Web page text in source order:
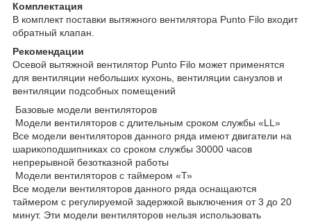
Комплектация
В комплект поставки вытяжного вентилятора Punto Filo входит
обратный клапан.
Рекомендации
Осевой вытяжной вентилятор Punto Filo может применятся
для вентиляции небольших кухонь, вентиляции санузлов и
вентиляции подсобных помещений
Базовые модели вентиляторов
Модели вентиляторов с длительным сроком службы «LL»
Все модели вентиляторов данного ряда имеют двигатели на
шарикоподшипниках со сроком службы 30000 часов
непрерывной безотказной работы
Модели вентиляторов с таймером «Т»
Все модели вентиляторов данного ряда оснащаются
таймером с регулируемой задержкой выключения от 3 до 20
минут. Эти модели вентиляторов нельзя использовать